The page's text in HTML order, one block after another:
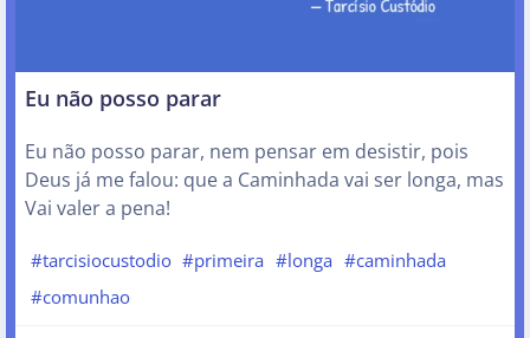
Eu não posso parar
Eu não posso parar, nem pensar em desistir, pois
Deus já me falou: que a Caminhada vai ser longa, mas
Vai valer a pena!
#tarcisiocustodio #primeira #longa #caminhada
#comunhao